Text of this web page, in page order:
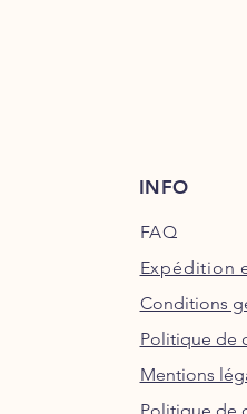
INFO
FAQ
Expédition
Conditions
Politique de
Mentions